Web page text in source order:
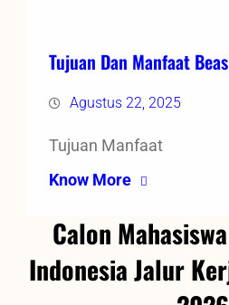
Tujuan Dan Manfaat
Agustus 22, 2025
Tujuan Manfaat
Know More
Calon
Indonesia Jalur